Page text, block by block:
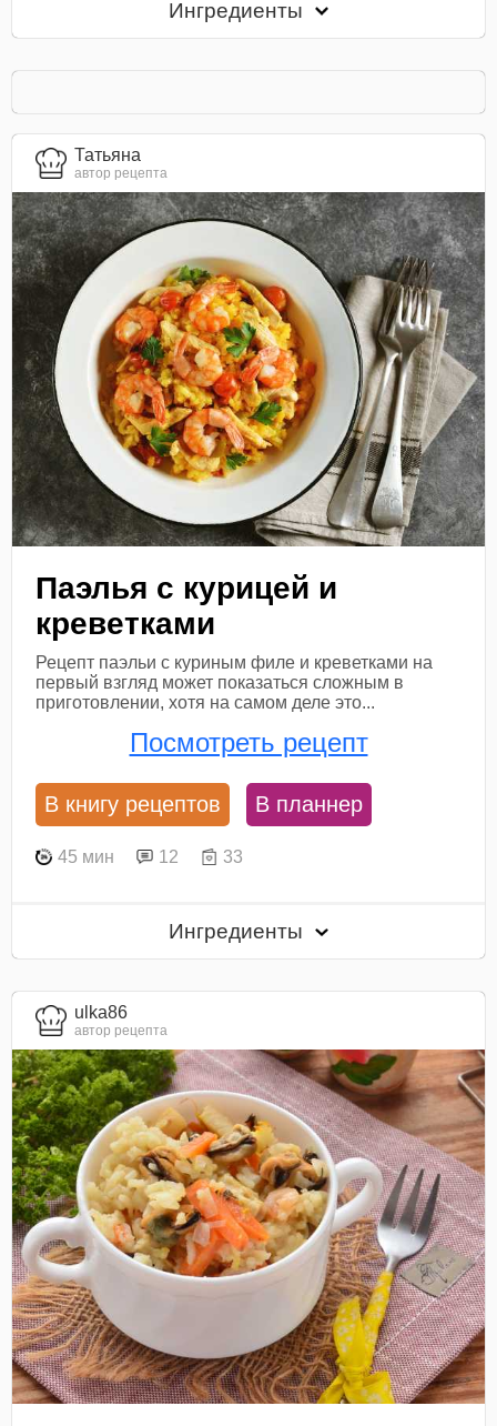
Ингредиенты
Татьяна
автор рецепта
Паэлья с курицей и
креветками
Рецепт паэльи с куриным филе и креветками на
первый взгляд может показаться сложным в
приготовлении, хотя на самом деле это...
Посмотреть рецепт
В книгу рецептов В планнер
45 мин 12 33
Ингредиенты
ulka86
автор рецепта